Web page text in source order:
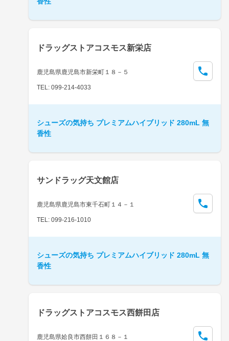
ドラッグストアコスモス新栄店
鹿児島県鹿児島市新栄町１８－５
TEL: 099-214-4033
シューズの気持ち プレミアムハイブリッド 280mL 無
香性
サンドラッグ天文館店
鹿児島県鹿児島市東千石町１４－１
TEL: 099-216-1010
シューズの気持ち プレミアムハイブリッド 280mL 無
香性
ドラッグストアコスモス西餅田店
鹿児島県姶良市西餅田１６８－１